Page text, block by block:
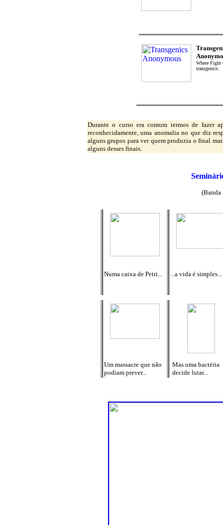
Where Fight
transgenics.
Durante o curso era comum termos de fazer
reconhecidamente, uma anomalia no que diz
alguns grupos para ver quem produzia o final
alguns desses finais.
(Banda
Numa caixa de Petri... ...a vida é simples...
Um massacre que não
podiam prever...
Mas uma bactéria
decide lutar...